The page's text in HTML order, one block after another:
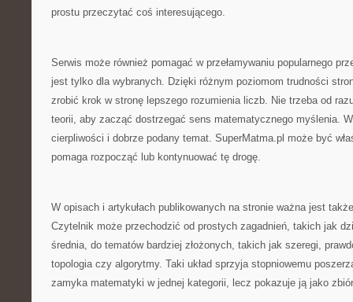
prostu przeczytać coś interesującego.
Serwis może również pomagać w przełamywaniu popularnego
jest tylko dla wybranych. Dzięki różnym poziomom trudności
zrobić krok w stronę lepszego rozumienia liczb. Nie trzeba od
teorii, aby zacząć dostrzegać sens matematycznego myślenia.
cierpliwości i dobrze podany temat. SuperMatma.pl może być
pomaga rozpocząć lub kontynuować tę drogę.
W opisach i artykułach publikowanych na stronie ważna jest
Czytelnik może przechodzić od prostych zagadnień, takich jak
średnia, do tematów bardziej złożonych, takich jak szeregi,
topologia czy algorytmy. Taki układ sprzyja stopniowemu
zamyka matematyki w jednej kategorii, lecz pokazuje ją jako